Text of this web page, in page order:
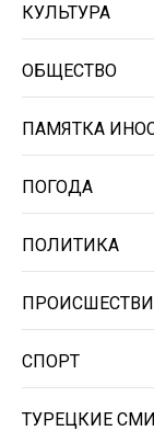
КУЛЬТУРА
ОБЩЕСТВО
ПАМЯТКА
ПОГОДА
ПОЛИТИКА
СПОРТ
ТУРЕЦКИЕ